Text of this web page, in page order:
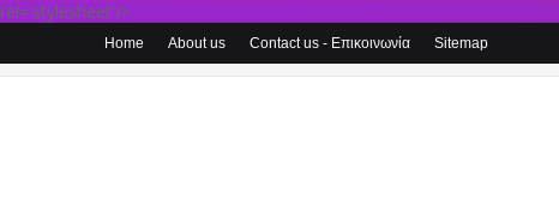
rel='stylesheet'/>
Home About us Contact us - Επικοινωνία Sitemap